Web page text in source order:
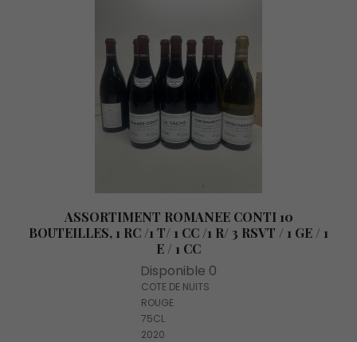
ASSORTIMENT ROMANEE CONTI 10
BOUTEILLES, 1 RC /1 T/ 1 CC /1 R/ 3 RSVT / 1 GE / 1
E / 1 CC
Disponible 0
COTE DE NUITS
ROUGE
75CL
2020